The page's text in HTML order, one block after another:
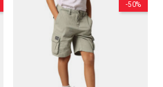
-50%